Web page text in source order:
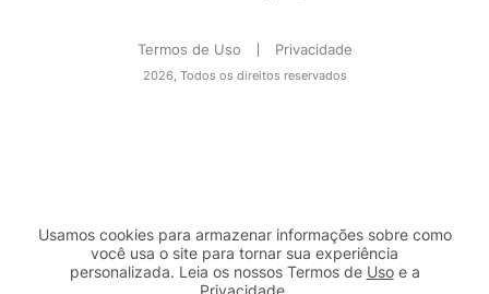
Termos de Uso Privacidade
2026, Todos os direitos reservados
Usamos cookies para armazenar informações sobre como
você usa o site para tornar sua experiência
personalizada. Leia os nossos Termos de Usoe a
Privacidade